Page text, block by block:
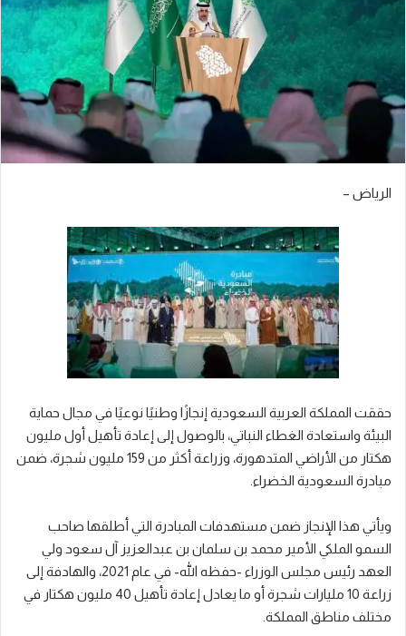
الرياض –
حققت المملكة العربية السعودية إنجازًا وطنيًا نوعيًا في مجال حماية
البيئة واستعادة الغطاء النباتي، بالوصول إلى إعادة تأهيل أول مليون
هكتار من الأراضي المتدهورة، وزراعة أكثر من 159 مليون شجرة، ضمن
مبادرة السعودية الخضراء.
ويأتي هذا الإنجاز ضمن مستهدفات المبادرة التي أطلقها صاحب
السمو الملكي الأمير محمد بن سلمان بن عبدالعزيز آل سعود ولي
العهد رئيس مجلس الوزراء -حفظه الله- في عام 2021، والهادفة إلى
زراعة 10 مليارات شجرة أو ما يعادل إعادة تأهيل 40 مليون هكتار في
مختلف مناطق المملكة.